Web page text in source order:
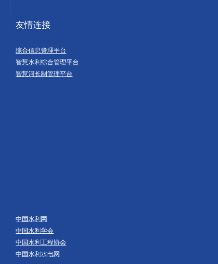
友情连接
综合信息管理平台
智慧水利综合管理平台
智慧河长制管理平台
中国水利网
中国水利学会
中国水利工程协会
中国水利水电网